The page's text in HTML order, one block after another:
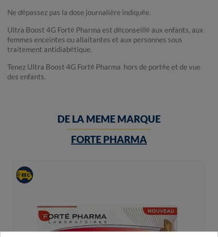
Ne dépassez pas la dose journalière indiquée.
Ultra Boost 4G Forté Pharma est déconseillé aux enfants, aux
femmes enceintes ou allaitantes et aux personnes sous
traitement antidiabétique.
Tenez Ultra Boost 4G Forté Pharma hors de portée et de vue
des enfants.
DE LA MEME MARQUE
FORTE PHARMA